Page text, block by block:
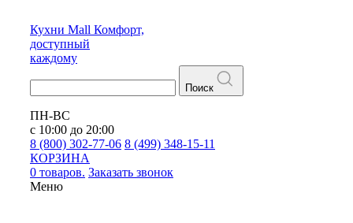
Кухни Mall Комфорт,
доступный
каждому
Поиск
ПН-ВС
с 10:00 до 20:00
8 (800) 302-77-06 8 (499) 348-15-11
КОРЗИНА
0 товаров. Заказать звонок
Меню